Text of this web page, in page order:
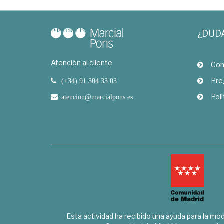
Atención al cliente
(+34) 91 304 33 03
atencion@marcialpons.es
Esta actividad ha recibido una ayuda para la